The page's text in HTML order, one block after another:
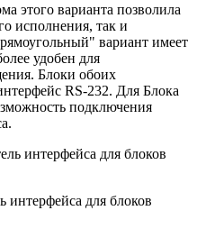
этого варианта позволила
исполнения, так и
вариант имеет
удобен для
Блоки обоих
RS-232. Для Блока
подключения
интерфейса для блоков